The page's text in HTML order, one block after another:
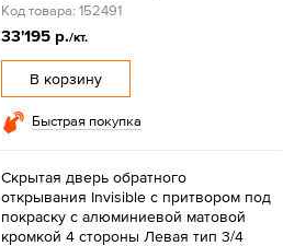
Код товара: 152491
33'195 р./кт.
В корзину
Быстрая покупка
Скрытая дверь обратного
открывания Invisible с притвором под
покраску с алюминиевой матовой
кромкой 4 стороны Левая тип 3/4